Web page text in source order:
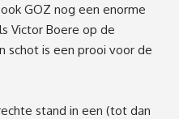
GOZ nog een enorme
Victor Boere op de
schot is een prooi voor de
stand in een (tot dan